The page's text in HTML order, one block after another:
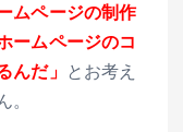
ムページの制作
ームページのコ
んだ」 とお考え